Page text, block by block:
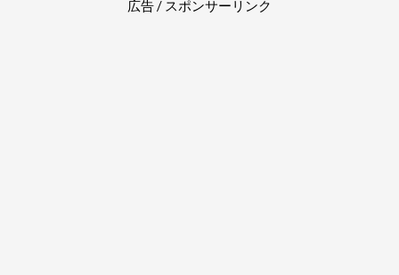
広告 / スポンサーリンク